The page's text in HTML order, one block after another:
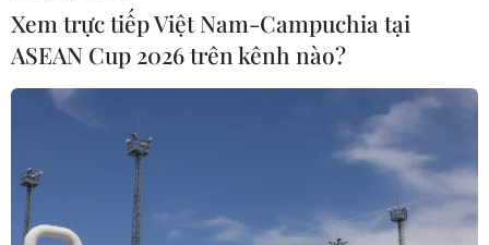
Đông Nam Á thêm nhiều ca bệnh mới,
Campuchia có ca tái nhiễm đầu tiên
09/04/2020 11:32
Một người đàn ông 40 tuổi đã được ghi nhận là ca đầu
tiên tái nhiễm SARS-CoV-2 ở Campuchia, trong khi các
nước Đông Nam Á: Singapore, Philippines, Thái Lan,
Indonesia tiếp tục gia tăng ca bệnh mới.
Xem trực tiếp Việt Nam-Campuchia tại
ASEAN Cup 2026 trên kênh nào?